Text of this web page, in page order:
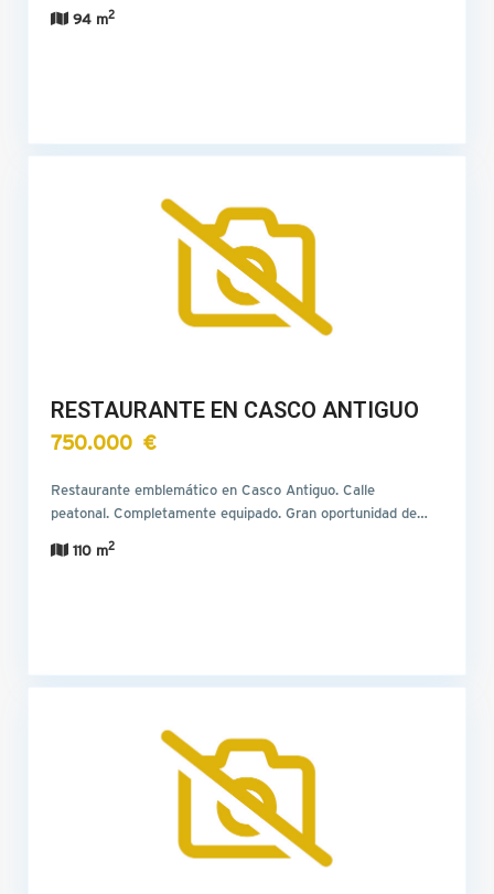
94 m2
RESTAURANTE EN CASCO ANTIGUO
750.000 €
Restaurante emblemático en Casco Antiguo. Calle
peatonal. Completamente equipado. Gran oportunidad de…
110 m2